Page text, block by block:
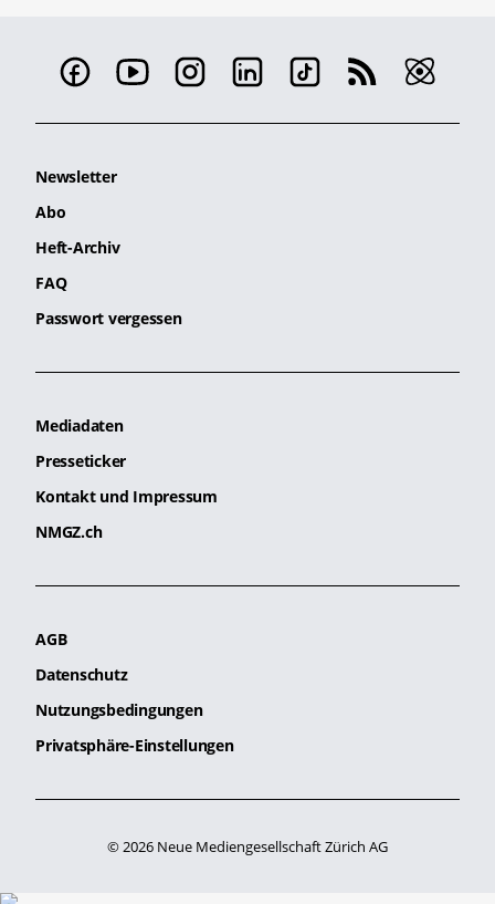
Newsletter
Abo
Heft-Archiv
FAQ
Passwort vergessen
Mediadaten
Presseticker
Kontakt und Impressum
NMGZ.ch
AGB
Datenschutz
Nutzungsbedingungen
Privatsphäre-Einstellungen
© 2026 Neue Mediengesellschaft Zürich AG